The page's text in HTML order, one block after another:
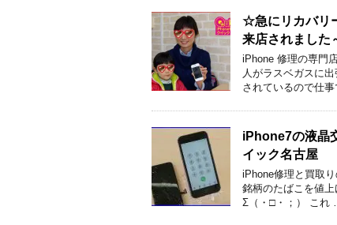
☆急にリカバリ
来店されました
iPhone 修理の専門
人がラスベガスに
されているので仕
iPhone7の液晶
イック名古屋
iPhone修理と買取
銘柄のたばこを値
Σ（・□・；） これ